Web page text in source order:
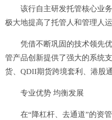
该行自主研发托管核心业务
极大地提高了托管人和管理人
凭借不断巩固的技术领先优
管产品创新提供了强大的系统
货、QDII期货跨境套利、港股
专业优势 均衡发展
在“降杠杆、去通道”的资管